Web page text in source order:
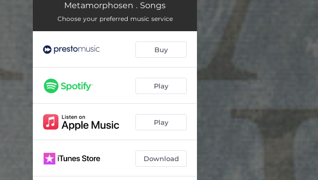
8 Gedichte aus 'Letzte Blätter', Op.10, TrV 141: VII. Die Zeitlose
8 Gedichte aus 'Letzte Blätter', Op.10, TrV 141: VIII. Allerseelen 03:08
03:40
Meeting, Op. 72 01:40
Red Roses, Op. 76 02:31
The Rose Awoken, Op. 66 03:08
Tomorrow!, Op. 27, No. 4 04:21
Metamorphosen . Songs
Choose your preferred music service
Buy
Play
Play
Download